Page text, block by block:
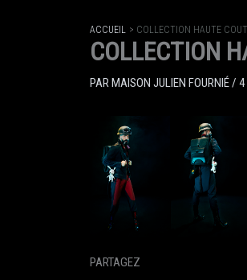
ACCUEIL COLLECTION HAUTE
COLLECTION
PARMAISON JULIEN FOURNIÉ/ 4
PARTAGEZ